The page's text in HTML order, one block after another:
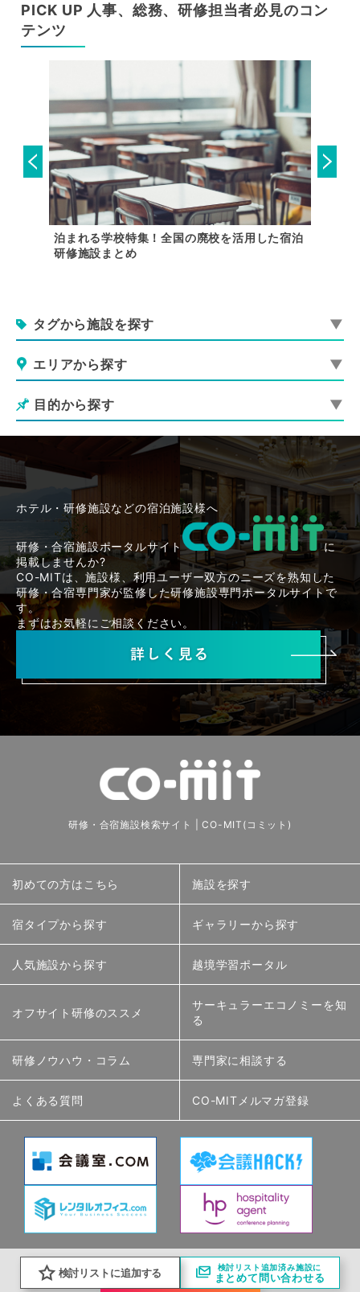
検討リストに追加する 検討リスト追加済み施設に
まとめて問い合わせる
PICK UP 人事、総務、研修担当者必見のコン
テンツ
泊まれる学校特集！全国の廃校を活用した宿泊
研修施設まとめ
タグから施設を探す
エリアから探す
目的から探す
ホテル・研修施設などの宿泊施設様へ
研修・合宿施設ポータルサイト
に
掲載しませんか?
CO-MITは、施設様、利用ユーザー双方のニーズを熟知した
研修・合宿専門家が監修した研修施設専門ポータルサイトで
す。
まずはお気軽にご相談ください。
研修・合宿施設検索サイト | CO-MIT(コミット)
初めての方はこちら 施設を探す
宿タイプから探す ギャラリーから探す
人気施設から探す 越境学習ポータル
オフサイト研修のススメ
サーキュラーエコノミーを知
る
研修ノウハウ・コラム 専門家に相談する
よくある質問 CO-MITメルマガ登録